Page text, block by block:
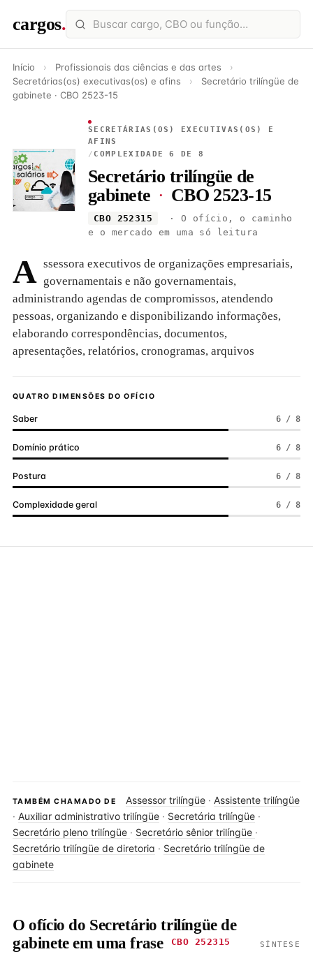
cargos.
Início › Profissionais das ciências e das artes
›
Secretárias(os) executivas(os) e afins
›
Secretário trilíngüe de
gabinete · CBO 2523-15
SECRETÁRIAS(OS) EXECUTIVAS(OS) E
AFINS
/ COMPLEXIDADE 6 DE 8
Secretário trilíngüe de
gabinete · CBO 2523-15
CBO 252315
· O ofício, o caminho
e o mercado em uma só leitura
A ssessora executivos de organizações empresariais,
governamentais e não governamentais,
administrando agendas de compromissos, atendendo
pessoas, organizando e disponibilizando informações,
elaborando correspondências, documentos,
apresentações, relatórios, cronogramas, arquivos
QUATRO DIMENSÕES DO OFÍCIO
Saber 6 / 8
Domínio prático 6 / 8
Postura 6 / 8
Complexidade geral 6 / 8
TAMBÉM CHAMADO DE Assessor trilíngüe · Assistente trilíngüe
· Auxiliar administrativo trilíngüe · Secretária trilíngüe ·
Secretário pleno trilíngüe · Secretário sênior trilíngüe ·
Secretário trilíngüe de diretoria · Secretário trilíngüe de
gabinete
O ofício do Secretário trilíngüe de
gabinete em uma frase
CBO 252315 SÍNTESE